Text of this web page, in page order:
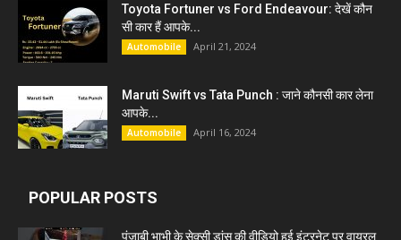
Toyota Fortuner vs Ford Endeavour: देखें कौन
सी कार हैं आपके...
Automobile April 21, 2024
Maruti Swift vs Tata Punch : जाने कौनसी कार लेना
आपके...
Automobile April 16, 2024
POPULAR POSTS
पंजाबी भाभी के सेक्सी डांस की वीडियो हुई इंटरनेट पर वायरल